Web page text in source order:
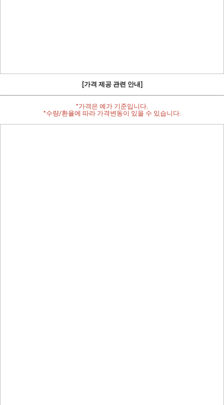
[가격 제공 관련 안내]
*가격은 예가 기준입니다.
*수량/환율에 따라 가격변동이 있을 수 있습니다.